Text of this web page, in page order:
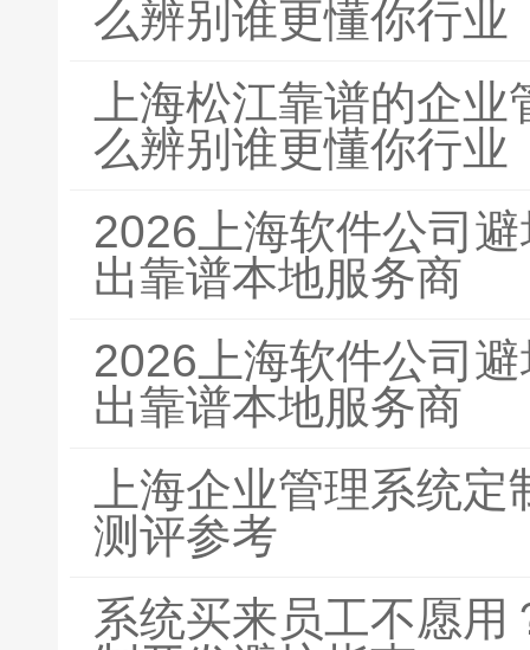
么辨别谁更懂你行业
上海松江靠谱的企
么辨别谁更懂你行业
2026上海软件公司
出靠谱本地服务商
2026上海软件公司
出靠谱本地服务商
上海企业管理系统
测评参考
系统买来员工不愿